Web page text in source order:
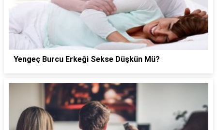
Yengeç Burcu Erkeği Sekse Düşkün Mü?